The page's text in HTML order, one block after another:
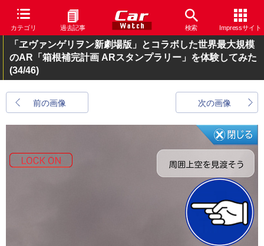
カテゴリ 過去記事 検索 Impressサイト
「ヱヴァンゲリヲン新劇場版」とコラボした世界最大規模
のAR「箱根補完計画 ARスタンプラリー」を体験してみた
(34/46)
前の画像 次の画像